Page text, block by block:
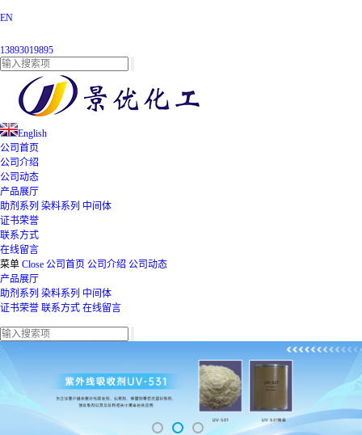
EN
13893019895
English
公司首页
公司介绍
公司动态
产品展厅
助剂系列 染料系列 中间体
证书荣誉
联系方式
在线留言
菜单 Close 公司首页 公司介绍 公司动态
产品展厅
助剂系列 染料系列 中间体
证书荣誉 联系方式 在线留言